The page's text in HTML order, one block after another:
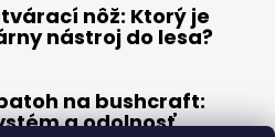
nôž: Ktorý je
nástroj do lesa?
na bushcraft:
a odolnosť